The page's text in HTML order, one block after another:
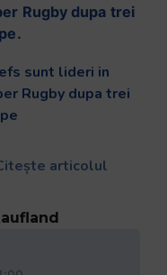
sunt lideri in
Rugby dupa trei
articolul